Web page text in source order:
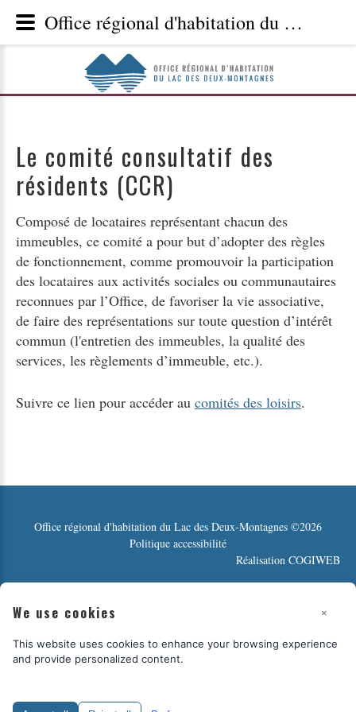
×
We use cookies
This website uses cookies to enhance your browsing experience
and provide personalized content.
Le comité consultatif des
résidents (CCR)
Composé de locataires représentant chacun des
immeubles, ce comité a pour but d’adopter des règles
de fonctionnement, comme promouvoir la participation
des locataires aux activités sociales ou communautaires
reconnues par l’Office, de favoriser la vie associative,
de faire des représentations sur toute question d’intérêt
commun (l'entretien des immeubles, la qualité des
services, les règlements d’immeuble, etc.).
Suivre ce lien pour accéder au comités des loisirs.
Office régional d'habitation du Lac des Deux-Montagnes ©2026
Politique accessibilité
Réalisation COGIWEB
Office régional d'habitation du Lac des Deux-Montagnes - Le comité consultatif des résidents (CCR)